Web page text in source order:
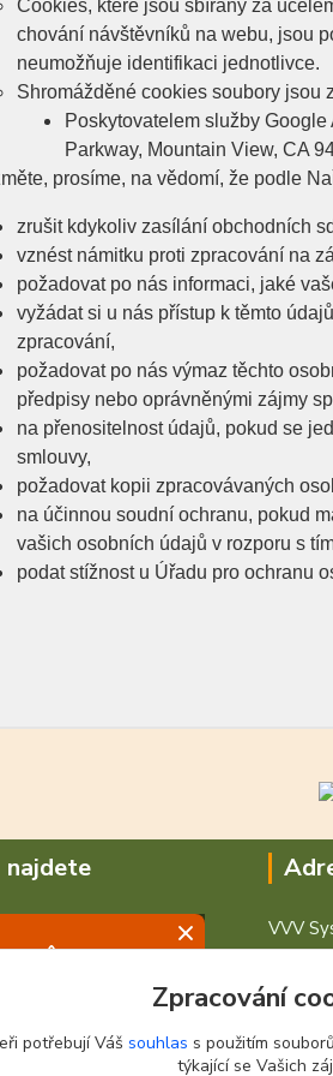
Cookies, které jsou sbírány za
chování návštěvníků na webu, jsou
neumožňuje identifikaci jednotlivce.
Shromážděné cookies soubory jsou
Poskytovatelem služby
Parkway, Mountain View, CA
prosíme, na vědomí, že podle
zrušit kdykoliv zasílání obchodních
vznést námitku proti zpracování na
požadovat po nás informaci, jaké
vyžádat si u nás přístup k těmto
zpracování,
požadovat po nás výmaz těchto
předpisy nebo oprávněnými zájmy
na přenositelnost údajů, pokud se
smlouvy,
požadovat kopii zpracovávaných
na účinnou soudní ochranu, pokud
vašich osobních údajů v rozporu s
podat stížnost u Úřadu pro ochranu
najdete
VVV
V
400
Zpracování
potřebují Váš souhlas s použitím
týkající se Vašich